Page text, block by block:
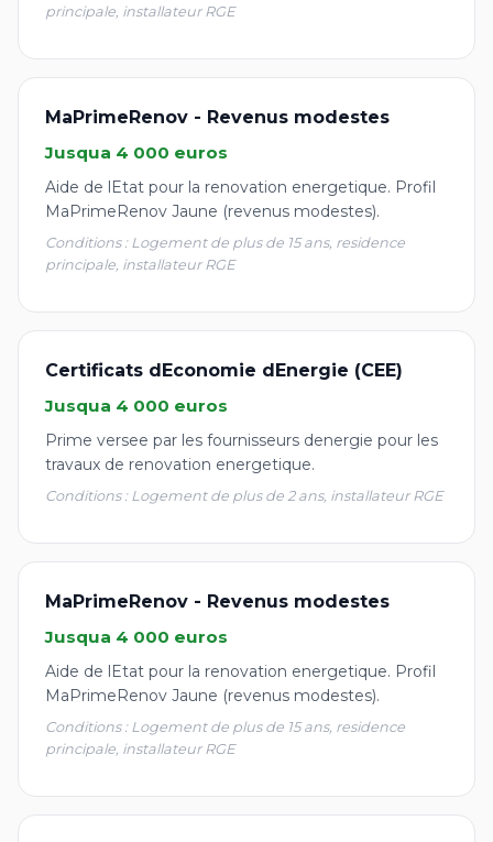
principale, installateur RGE
MaPrimeRenov - Revenus modestes
Jusqua 4 000 euros
Aide de lEtat pour la renovation energetique. Profil
MaPrimeRenov Jaune (revenus modestes).
Conditions : Logement de plus de 15 ans, residence
principale, installateur RGE
Certificats dEconomie dEnergie (CEE)
Jusqua 4 000 euros
Prime versee par les fournisseurs denergie pour les
travaux de renovation energetique.
Conditions : Logement de plus de 2 ans, installateur RGE
MaPrimeRenov - Revenus modestes
Jusqua 4 000 euros
Aide de lEtat pour la renovation energetique. Profil
MaPrimeRenov Jaune (revenus modestes).
Conditions : Logement de plus de 15 ans, residence
principale, installateur RGE